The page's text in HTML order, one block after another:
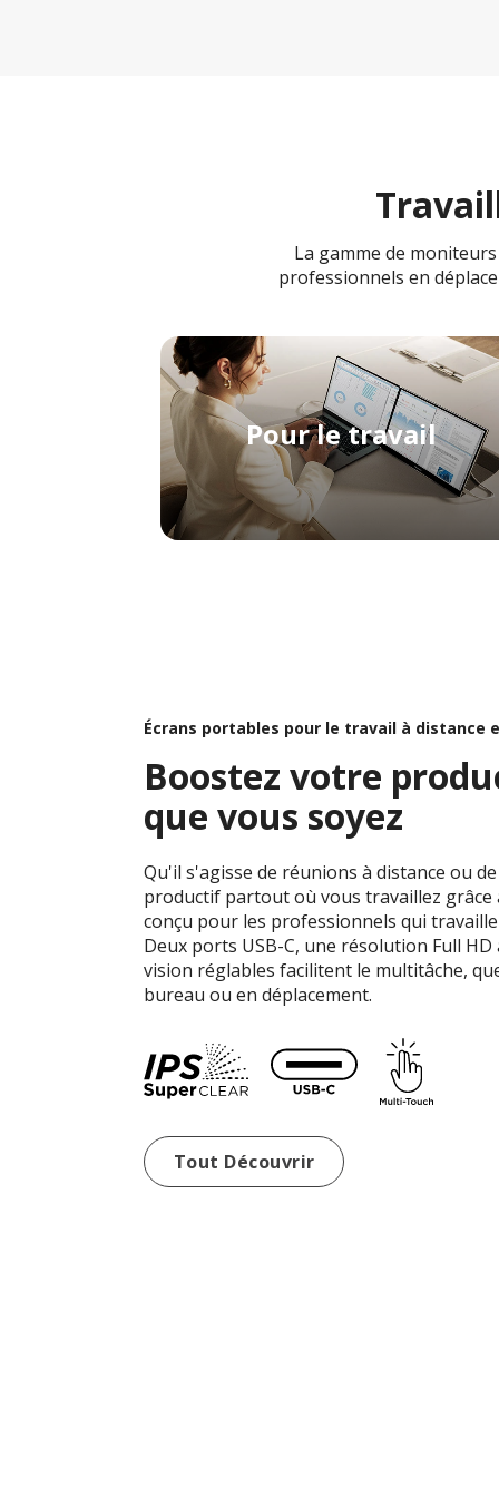
La gamme de
professionnels en
Pour le travail
Écrans portables pour le travail à distance
Boostez votre
que vous soyez
Qu'il s'agisse de réunions à distance ou
productif partout où vous travaillez grâce
conçu pour les professionnels qui
Deux ports USB-C, une résolution Full HD
vision réglables facilitent le multitâche,
bureau ou en déplacement.
Tout DécouvrirÉcrans Portables